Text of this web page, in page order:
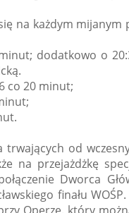
na każdym
dodatkowo o
co 20 minut;
od
na przejażdżkę
Dworca
finału
Operze, który